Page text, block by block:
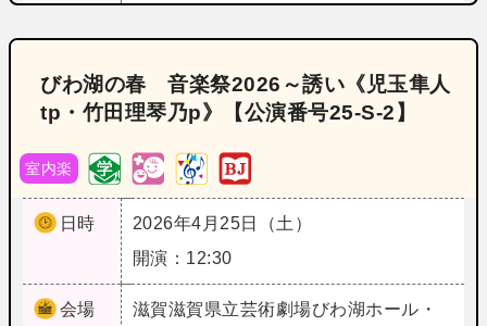
びわ湖の春 音楽祭2026～誘い《児玉隼人
tp・竹田理琴乃p》【公演番号25‐S‐2】
室内楽
日時
2026年4月25日（土）
開演：12:30
会場 滋賀滋賀県立芸術劇場びわ湖ホール・